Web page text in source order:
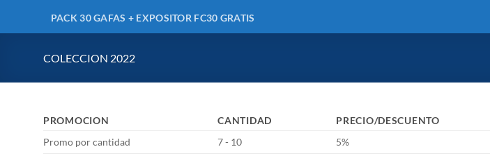
PACK 30 GAFAS + EXPOSITOR FC30 GRATIS
COLECCION 2022
PROMOCION CANTIDAD
PRECIO/DESCUENTO
Promo por cantidad
7 - 10
5%